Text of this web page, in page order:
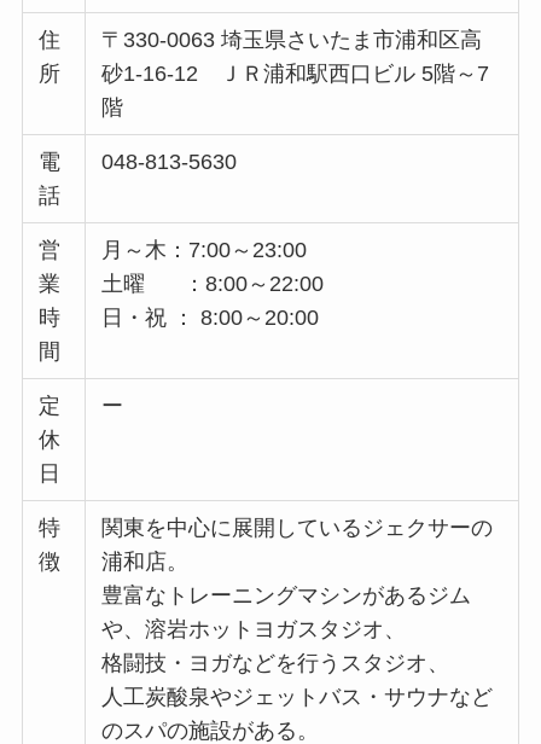
住
所
〒330-0063 埼玉県さいたま市浦和区高
砂1-16-12 ＪＲ浦和駅西口ビル 5階～7
階
電
話
048-813-5630
営
業
時
間
月～木：7:00～23:00
土曜 ：8:00～22:00
日・祝 ： 8:00～20:00
定
休
日
ー
特
徴
関東を中心に展開しているジェクサーの
浦和店。
豊富なトレーニングマシンがあるジム
や、溶岩ホットヨガスタジオ、
格闘技・ヨガなどを行うスタジオ、
人工炭酸泉やジェットバス・サウナなど
のスパの施設がある。